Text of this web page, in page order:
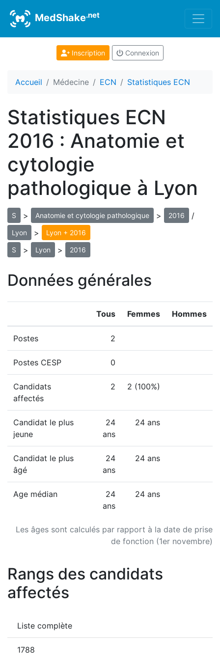
MedShake.net
Inscription Connexion
Accueil Médecine ECN Statistiques ECN
Statistiques ECN
2016 : Anatomie et
cytologie
pathologique à Lyon
S > Anatomie et cytologie pathologique > 2016 /
Lyon > Lyon + 2016
S > Lyon > 2016
Données générales
Les âges sont calculés par rapport à la date de prise
de fonction (1er novembre)
Tous Femmes Hommes
Postes 2
Postes CESP 0
Candidats
affectés
2 2 (100%)
Candidat le plus
jeune
24
ans
24 ans
Candidat le plus
âgé
24
ans
24 ans
Age médian
24
ans
24 ans
Rangs des candidats
affectés
Liste complète
1788